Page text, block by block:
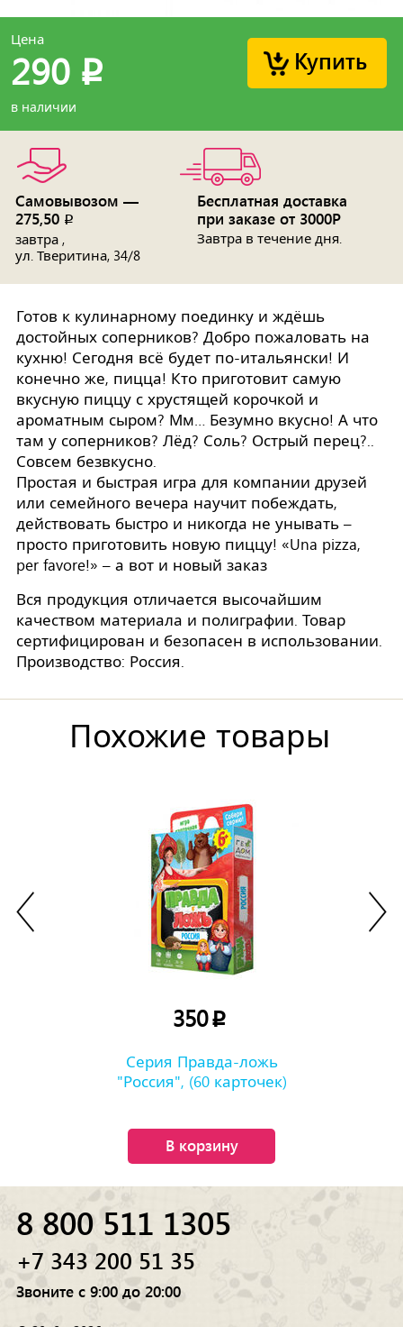
Купить
Цена
290 p
в наличии
Самовывозом —
275,50 p
завтра ,
ул. Тверитина, 34/8
Бесплатная доставка
при заказе от 3000Р
Завтра в течение дня.
Готов к кулинарному поединку и ждёшь
достойных соперников? Добро пожаловать на
кухню! Сегодня всё будет по-итальянски! И
конечно же, пицца! Кто приготовит самую
вкусную пиццу с хрустящей корочкой и
ароматным сыром? Мм… Безумно вкусно! А что
там у соперников? Лёд? Соль? Острый перец?..
Совсем безвкусно.
Простая и быстрая игра для компании друзей
или семейного вечера научит побеждать,
действовать быстро и никогда не унывать –
просто приготовить новую пиццу! «Una pizza,
per favore!» – а вот и новый заказ
Вся продукция отличается высочайшим
качеством материала и полиграфии. Товар
сертифицирован и безопасен в использовании.
Производство: Россия.
Похожие товары
350p
Серия Правда-ложь
"Россия", (60 карточек)
В корзину
8 800 511 1305
+7 343 200 51 35
Звоните с 9:00 до 20:00